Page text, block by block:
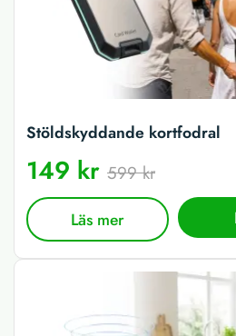
Stöldskyddande kortfodral
149 kr 599 kr
Läs mer